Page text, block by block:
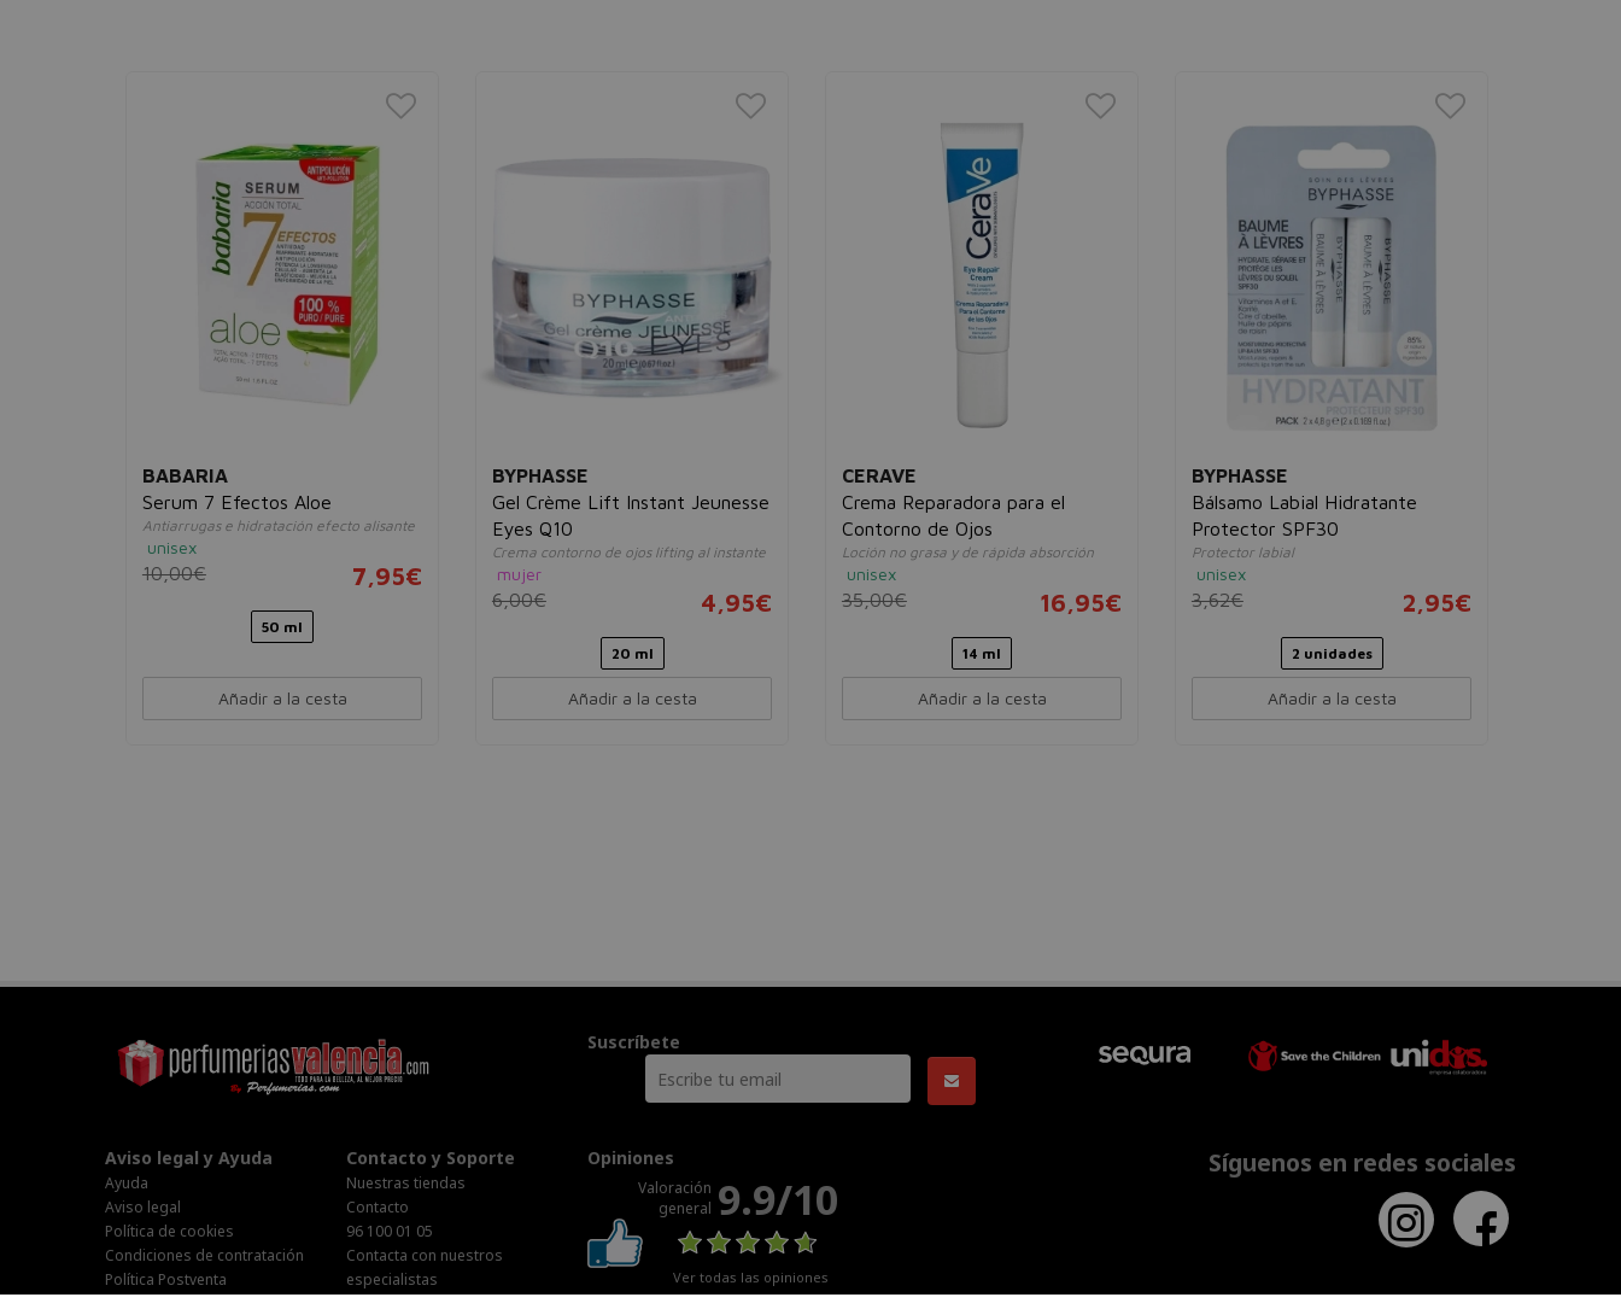
BABARIA
Serum 7 Efectos Aloe
Antiarrugas e hidratación efecto alisante
unisex
10,00€ 7,95€
50 ml
Añadir a la cesta
BYPHASSE
Gel Crème Lift Instant Jeunesse
Eyes Q10
Crema contorno de ojos lifting al instante
mujer
6,00€ 4,95€
20 ml
Añadir a la cesta
CERAVE
Crema Reparadora para el
Contorno de Ojos
Loción no grasa y de rápida absorción
unisex
35,00€ 16,95€
14 ml
Añadir a la cesta
BYPHASSE
Bálsamo Labial Hidratante
Protector SPF30
Protector labial
unisex
3,62€ 2,95€
2 unidades
Añadir a la cesta
Suscríbete
Aviso legal y Ayuda
Ayuda
Aviso legal
Política de cookies
Condiciones de contratación
Política Postventa
Contacto y Soporte
Nuestras tiendas
Contacto
96 100 01 05
Contacta con nuestros
especialistas
Opiniones
Valoración
general 9.9/10
Ver todas las opiniones
Síguenos en redes sociales